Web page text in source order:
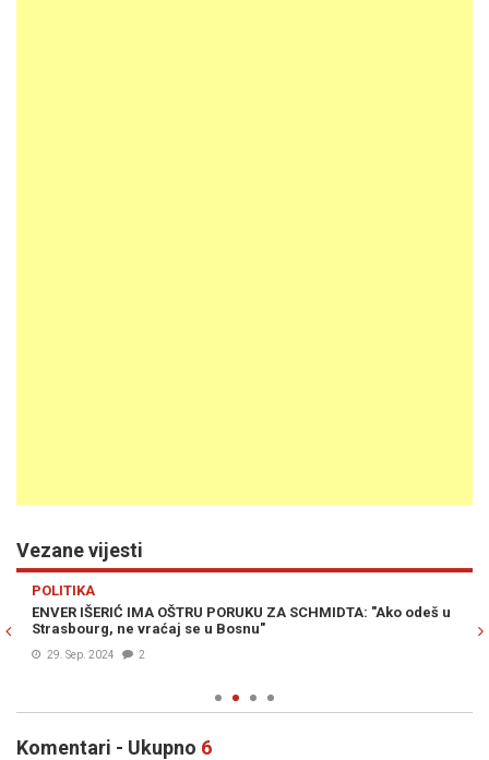
Vezane vijesti
POLITIKA
ENVER IŠERIĆ IMA OŠTRU PORUKU ZA SCHMIDTA: "Ako odeš u
Strasbourg, ne vraćaj se u Bosnu"
29. Sep. 2024 2
Komentari - Ukupno 6